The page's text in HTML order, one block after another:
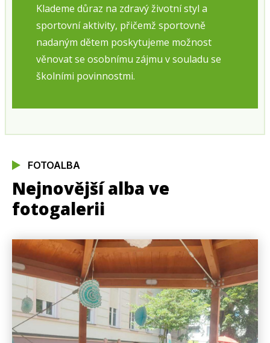
Klademe důraz na zdravý životní styl a
sportovní aktivity, přičemž sportovně
nadaným dětem poskytujeme možnost
věnovat se osobnímu zájmu v souladu se
školními povinnostmi.
FOTOALBA
Nejnovější alba ve
fotogalerii